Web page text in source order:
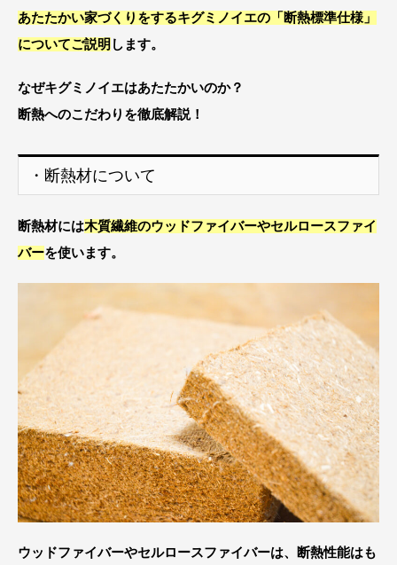
あたたかい家づくりをするキグミノイエの「断熱標準仕様」
についてご説明 します。
なぜキグミノイエはあたたかいのか？
断熱へのこだわりを徹底解説！
・断熱材について
断熱材には木質繊維のウッドファイバーやセルロースファイ
バーを使います。
ウッドファイバーやセルロースファイバーは、断熱性能はも